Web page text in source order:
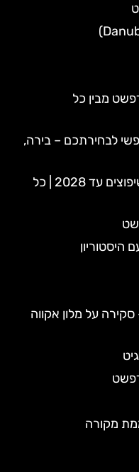
מבין כל
לבחירתכם – בירה,
ספא גלרט בבודפשט – נסגר לשיפוצים עד 2028 | כל
היסטוריון
על מלון אקווה
מקורה